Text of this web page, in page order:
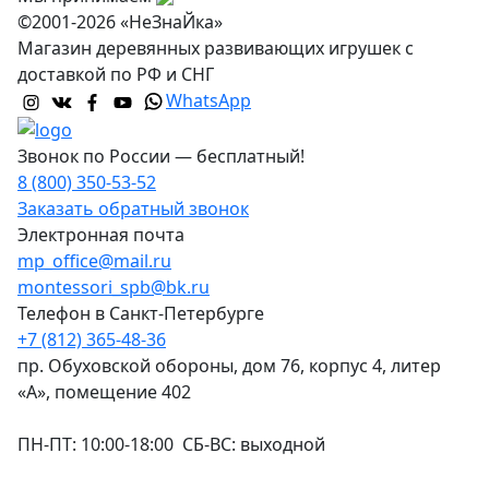
©2001-2026 «НеЗнаЙка»
Магазин деревянных развивающих игрушек с
доставкой по РФ и СНГ
WhatsApp
Звонок по России — бесплатный!
8 (800) 350-53-52
Заказать обратный звонок
Электронная почта
mp_office@mail.ru
montessori_spb@bk.ru
Телефон в Санкт-Петербурге
+7 (812) 365-48-36
пр. Обуховской обороны, дом 76, корпус 4, литер
«А», помещение 402
ПН-ПТ: 10:00-18:00 СБ-ВС: выходной